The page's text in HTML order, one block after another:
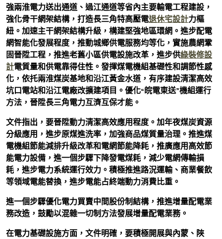
強兩淮電力送出通道、過江通道等省內主要輸電工程建設，
強化骨干網架結構，打造長三角特高壓電退休宅設計力樞
紐。加速主干網架結構升級，構建堅強地區環網。進步配電
網智能化發展程度，推動城鄉供電服務均等化，實施農網鞏
固晉陞工程，推進老舊小區供電設施改革，進步供綠裝修設
計電質量和供電靠得住性。發揮煤電機組基礎性和調節性感
化，依托兩淮煤炭基地和沿江黃金水道，有序建設清潔高效
坑口電站和沿江電廠改擴建項目。優化“皖電東送”機組運行
方法，晉陞長三角電力互濟互保才能。
文件指出，要晉陞動力清潔高效應用程度。加年夜煤炭資源
分級應用，進步原煤進洗率，加強商品煤質量治理。推進煤
電機組節能減排升級改革和電網節能降耗，推廣應用高效節
能電力設備，進一個步驟下降發電煤耗，減少電網傳輸損
耗，進步電力系統運行效力。積極推進路況運輸、商業餐飲
等領域電能替換，進步電能占終端動力消費比重。
進一個步驟優化電力買賣中間股份制結構，推進增量配電業
務改造，鼓勵以混雜一切制方法發展增量配電業務。
在電力基礎設施方面，文件明確，要積極開展與內蒙、陜